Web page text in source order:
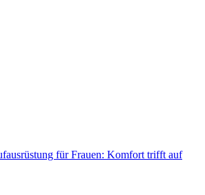
für Frauen: Komfort trifft auf